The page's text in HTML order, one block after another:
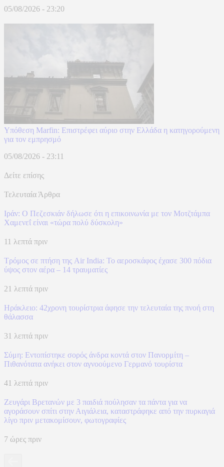
05/08/2026 - 23:20
Υπόθεση Marfin: Επιστρέφει αύριο στην Ελλάδα η κατηγορούμενη
για τον εμπρησμό
05/08/2026 - 23:11
Δείτε επίσης
Τελευταία Άρθρα
Ιράν: Ο Πεζεσκιάν δήλωσε ότι η επικοινωνία με τον Μοτζτάμπα
Χαμενεΐ είναι «τώρα πολύ δύσκολη»
11 λεπτά πριν
Τρόμος σε πτήση της Air India: Το αεροσκάφος έχασε 300 πόδια
ύψος στον αέρα – 14 τραυματίες
21 λεπτά πριν
Ηράκλειο: 42χρονη τουρίστρια άφησε την τελευταία της πνοή στη
θάλασσα
31 λεπτά πριν
Σύμη: Εντοπίστηκε σορός άνδρα κοντά στον Πανορμίτη –
Πιθανότατα ανήκει στον αγνοούμενο Γερμανό τουρίστα
41 λεπτά πριν
Ζευγάρι Βρετανών με 3 παιδιά πούλησαν τα πάντα για να
αγοράσουν σπίτι στην Αιγιάλεια, καταστράφηκε από την πυρκαγιά
λίγο πριν μετακομίσουν, φωτογραφίες
7 ώρες πριν